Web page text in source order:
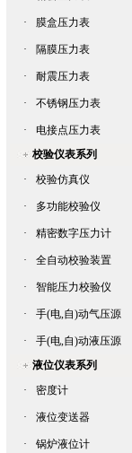
· 膜盒压力表
· 隔膜压力表
· 耐震压力表
· 不锈钢压力表
·
电接点压力表
校验仪表系列
·
校验仿真仪
· 多功能校验仪
· 精密数字压力计
· 全自动校验装置
· 智能压力校验仪
· 手(电,自)动气压源
·
手(电,自)动液压源
液位仪表系列
·
密度计
· 液位变送器
· 锅炉液位计